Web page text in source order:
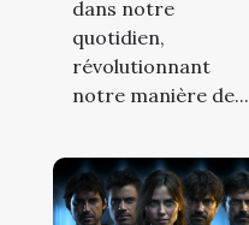
dans notre
quotidien,
révolutionnant
notre manière de...